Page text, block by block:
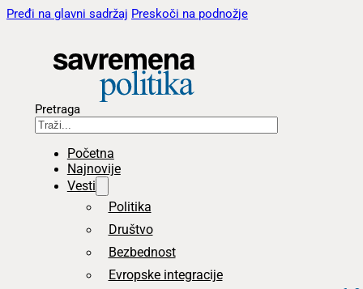
Pređi na glavni sadržaj Preskoči na podnožje
Pretraga
Početna
Najnovije
Vesti
Politika
Društvo
Bezbednost
Evropske integracije